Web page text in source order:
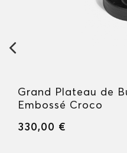
Grand Plateau de
Embossé Croco
330,00 €